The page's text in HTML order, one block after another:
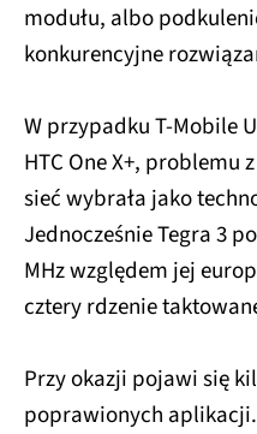
modułu, albo
konkurencyjne
W przypadku T-Mobile
HTC One X+, problemu
sieć wybrała jako
Jednocześnie Tegra 3
MHz względem jej
cztery rdzenie
Przy okazji pojawi się
poprawionych